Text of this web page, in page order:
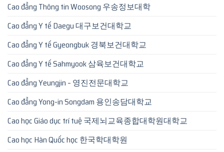
Cao đẳng Thông tin Woosong 우송정보대학
Cao đẳng Y tế Daegu 대구보건대학교
Cao đẳng Y tế Gyeongbuk 경북보건대학교
Cao đẳng Y tế Sahmyook 삼육보건대학교
Cao đẳng Yeungjin – 영진전문대학교
Cao đẳng Yong-in Songdam 용인송담대학교
Cao học Giáo dục trí tuệ 국제뇌교육종합대학원대학교
Cao học Hàn Quốc học 한국학대학원